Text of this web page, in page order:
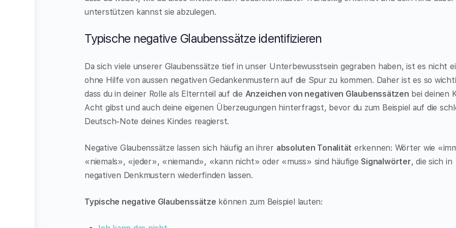
unterstützen kannst sie abzulegen.
Typische negative Glaubenssätze identifizieren
Da sich viele unserer Glaubenssätze tief in unser Unterbewusstsein gegraben haben, ist es nicht
ohne Hilfe von aussen negativen Gedankenmustern auf die Spur zu kommen. Daher ist es so
dass du in deiner Rolle als Elternteil auf die Anzeichen von negativen Glaubenssätzen bei deinen
Acht gibst und auch deine eigenen Überzeugungen hinterfragst, bevor du zum Beispiel auf die
Deutsch-Note deines Kindes reagierst.
Negative Glaubenssätze lassen sich häufig an ihrer absoluten Tonalität erkennen: Wörter wie
«niemals», «jeder», «niemand», «kann nicht» oder «muss» sind häufige Signalwörter, die sich in
negativen Denkmustern wiederfinden lassen.
Typische negative Glaubenssätze können zum Beispiel lauten: